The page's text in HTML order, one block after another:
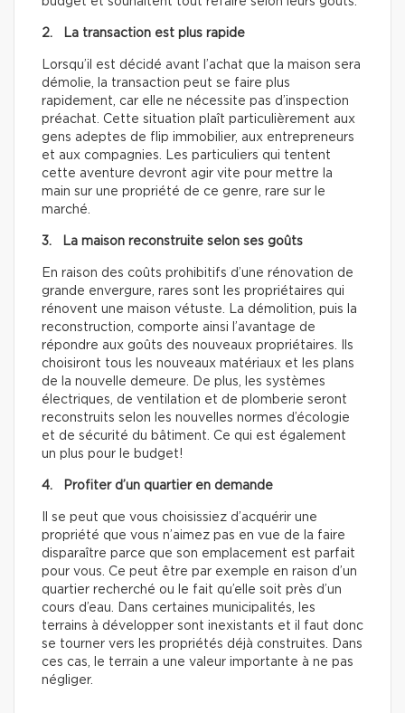
2. La transaction est plus rapide
Lorsqu’il est décidé avant l’achat que la maison sera
démolie, la transaction peut se faire plus
rapidement, car elle ne nécessite pas d’inspection
préachat. Cette situation plaît particulièrement aux
gens adeptes de flip immobilier, aux entrepreneurs
et aux compagnies. Les particuliers qui tentent
cette aventure devront agir vite pour mettre la
main sur une propriété de ce genre, rare sur le
marché.
3. La maison reconstruite selon ses goûts
En raison des coûts prohibitifs d’une rénovation de
grande envergure, rares sont les propriétaires qui
rénovent une maison vétuste. La démolition, puis la
reconstruction, comporte ainsi l’avantage de
répondre aux goûts des nouveaux propriétaires. Ils
choisiront tous les nouveaux matériaux et les plans
de la nouvelle demeure. De plus, les systèmes
électriques, de ventilation et de plomberie seront
reconstruits selon les nouvelles normes d’écologie
et de sécurité du bâtiment. Ce qui est également
un plus pour le budget!
4. Profiter d’un quartier en demande
Il se peut que vous choisissiez d’acquérir une
propriété que vous n’aimez pas en vue de la faire
disparaître parce que son emplacement est parfait
pour vous. Ce peut être par exemple en raison d’un
quartier recherché ou le fait qu’elle soit près d’un
cours d’eau. Dans certaines municipalités, les
terrains à développer sont inexistants et il faut donc
se tourner vers les propriétés déjà construites. Dans
ces cas, le terrain a une valeur importante à ne pas
négliger.